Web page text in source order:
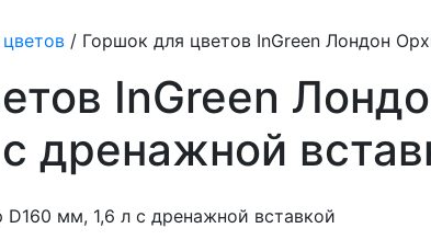
/ Горшок для цветов InGreen Лондон
InGreen
дренажной
мм, 1,6 л с дренажной вставкой